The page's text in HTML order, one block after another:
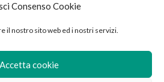
Consenso Cookie
il nostro sito web ed i nostri servizi.
Accetta cookie